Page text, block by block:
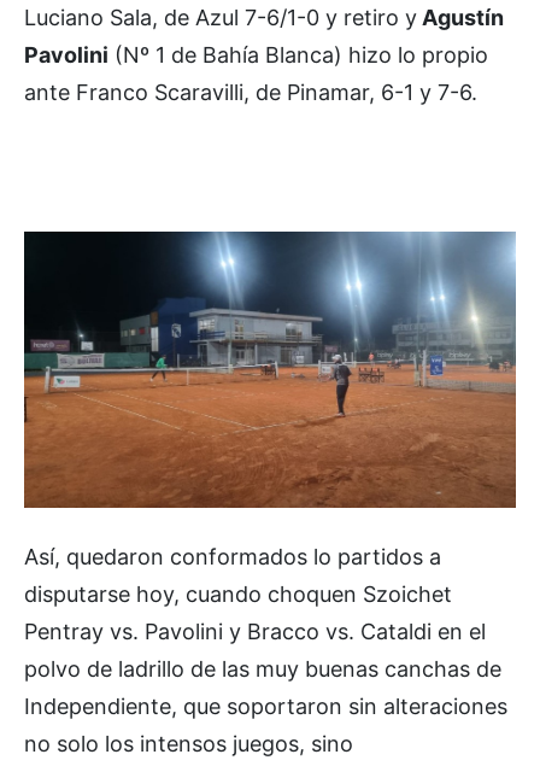
Luciano Sala, de Azul 7-6/1-0 y retiro y Agustín
Pavolini (Nº 1 de Bahía Blanca) hizo lo propio
ante Franco Scaravilli, de Pinamar, 6-1 y 7-6.
Así, quedaron conformados lo partidos a
disputarse hoy, cuando choquen Szoichet
Pentray vs. Pavolini y Bracco vs. Cataldi en el
polvo de ladrillo de las muy buenas canchas de
Independiente, que soportaron sin alteraciones
no solo los intensos juegos, sino